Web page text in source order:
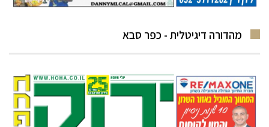
מהדורה דיגיטלית - כפר סבא